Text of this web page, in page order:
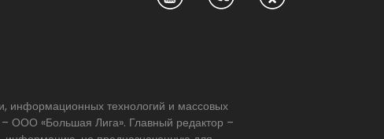
информационных технологий и массовых
ООО «Большая Лига». Главный редактор –